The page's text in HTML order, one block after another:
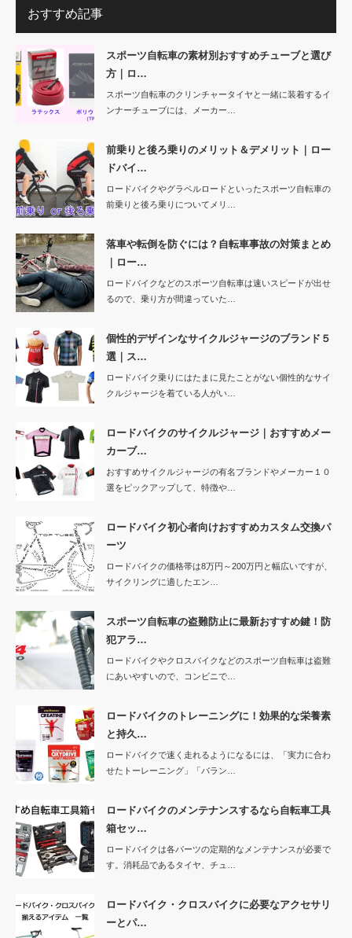
おすすめ記事
スポーツ自転車の素材別おすすめチューブと選び
方｜ロ…
スポーツ自転車のクリンチャータイヤと一緒に装着するイ
ンナーチューブには、メーカー…
前乗りと後ろ乗りのメリット＆デメリット｜ロー
ドバイ…
ロードバイクやグラベルロードといったスポーツ自転車の
前乗りと後ろ乗りについてメリ…
落車や転倒を防ぐには？自転車事故の対策まとめ
｜ロー…
ロードバイクなどのスポーツ自転車は速いスピードが出せ
るので、乗り方が間違っていた…
個性的デザインなサイクルジャージのブランド５
選｜ス…
ロードバイク乗りにはたまに見たことがない個性的なサイ
クルジャージを着ている人がい…
ロードバイクのサイクルジャージ｜おすすめメー
カーブ…
おすすめサイクルジャージの有名ブランドやメーカー１０
選をピックアップして、特徴や…
ロードバイク初心者向けおすすめカスタム交換パ
ーツ
ロードバイクの価格帯は8万円～200万円と幅広いですが、
サイクリングに適したエン…
スポーツ自転車の盗難防止に最新おすすめ鍵！防
犯アラ…
ロードバイクやクロスバイクなどのスポーツ自転車は盗難
にあいやすいので、コンビニで…
ロードバイクのトレーニングに！効果的な栄養素
と持久…
ロードバイクで速く走れるようになるには、「実力に合わ
せたトーレーニング」「バラン…
ロードバイクのメンテナンスするなら自転車工具
箱セッ…
ロードバイクは各パーツの定期的なメンテナンスが必要で
す。消耗品であるタイヤ、チュ…
ロードバイク・クロスバイクに必要なアクセサリ
ーとパ…